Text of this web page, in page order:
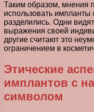
Таким образом, мнения
использовать
разделились. Одни
выражения своей
другие считают это
ограничением в
Этические
имплантов с
символом